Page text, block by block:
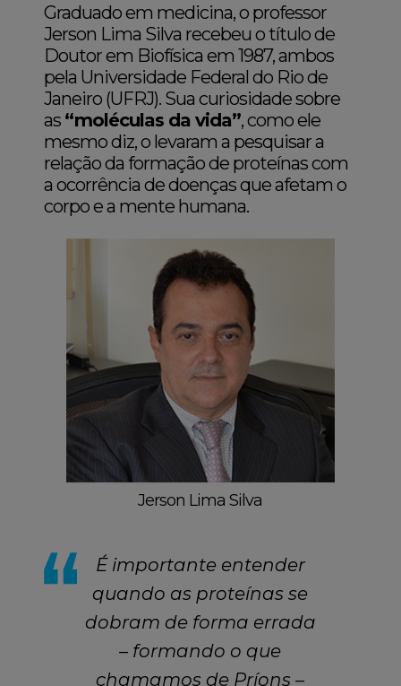
Graduado em medicina, o professor
Jerson Lima Silva recebeu o título de
Doutor em Biofísica em 1987, ambos
pela Universidade Federal do Rio de
Janeiro (UFRJ). Sua curiosidade sobre
as “moléculas da vida”, como ele
mesmo diz, o levaram a pesquisar a
relação da formação de proteínas com
a ocorrência de doenças que afetam o
corpo e a mente humana.
Jerson Lima Silva
É importante entender
quando as proteínas se
dobram de forma errada
– formando o que
chamamos de Príons –